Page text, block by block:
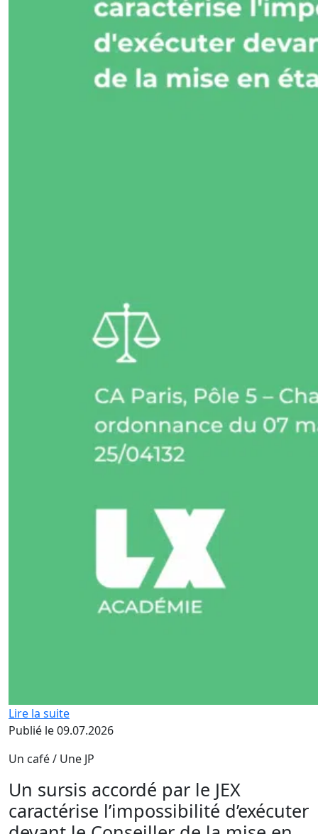
Lire la suite
Publié le 09.07.2026
Un café / Une JP
Un sursis accordé par le JEX
caractérise l’impossibilité d’exécuter